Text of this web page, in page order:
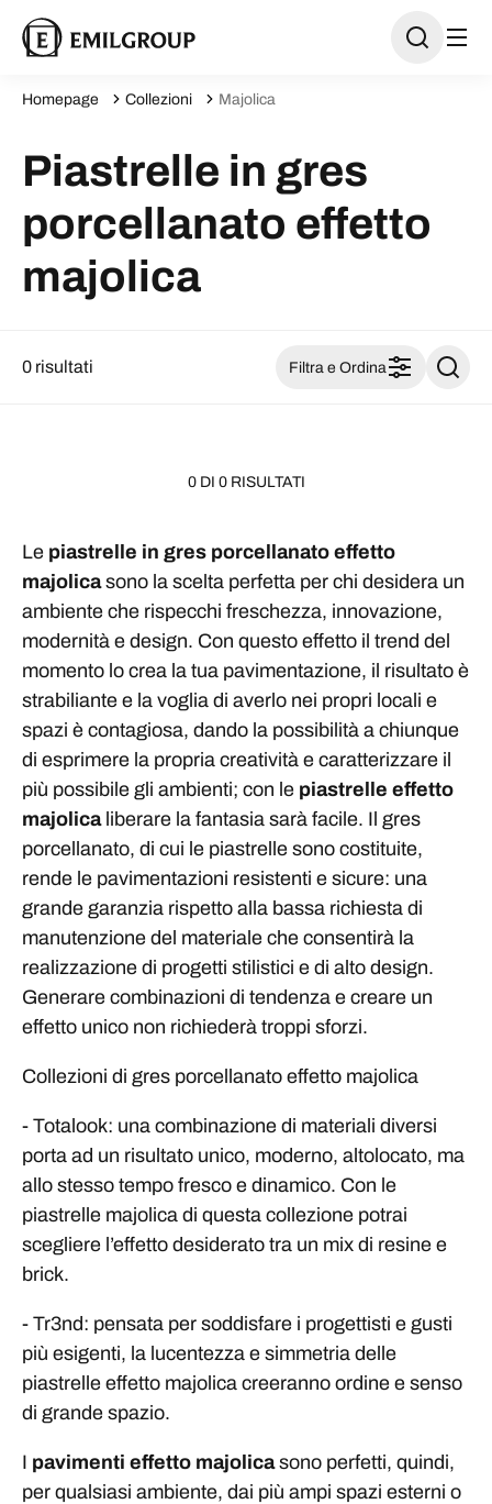
Homepage Collezioni Majolica
Piastrelle in gres
porcellanato effetto
majolica
0 risultati Filtra e Ordina
0 DI 0 RISULTATI
Le piastrelle in gres porcellanato effetto
majolicasono la scelta perfetta per chi desidera un
ambiente che rispecchi freschezza, innovazione,
modernità e design. Con questo effetto il trend del
momento lo crea la tua pavimentazione, il risultato è
strabiliante e la voglia di averlo nei propri locali e
spazi è contagiosa, dando la possibilità a chiunque
di esprimere la propria creatività e caratterizzare il
più possibile gli ambienti; con le piastrelle effetto
majolicaliberare la fantasia sarà facile. Il gres
porcellanato, di cui le piastrelle sono costituite,
rende le pavimentazioni resistenti e sicure: una
grande garanzia rispetto alla bassa richiesta di
manutenzione del materiale che consentirà la
realizzazione di progetti stilistici e di alto design.
Generare combinazioni di tendenza e creare un
effetto unico non richiederà troppi sforzi.
Collezioni di gres porcellanato effetto majolica
- Totalook: una combinazione di materiali diversi
porta ad un risultato unico, moderno, altolocato, ma
allo stesso tempo fresco e dinamico. Con le
piastrelle majolica di questa collezione potrai
scegliere l’effetto desiderato tra un mix di resine e
brick.
- Tr3nd: pensata per soddisfare i progettisti e gusti
più esigenti, la lucentezza e simmetria delle
piastrelle effetto majolica creeranno ordine e senso
di grande spazio.
I pavimenti effetto majolicasono perfetti, quindi,
per qualsiasi ambiente, dai più ampi spazi esterni o